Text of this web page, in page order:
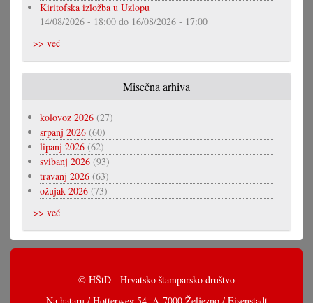
Kiritofska izložba u Uzlopu
14/08/2026 - 18:00 do 16/08/2026 - 17:00
>> već
Misečna arhiva
kolovoz 2026 (27)
srpanj 2026 (60)
lipanj 2026 (62)
svibanj 2026 (93)
travanj 2026 (63)
ožujak 2026 (73)
>> već
© HŠtD - Hrvatsko štamparsko društvo